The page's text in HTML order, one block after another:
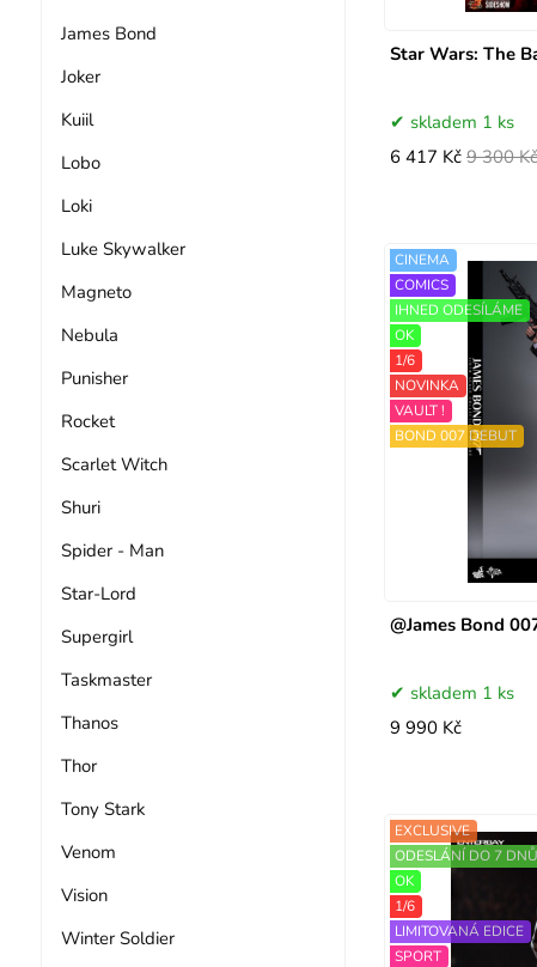
James Bond
Joker
Kuiil
Lobo
Loki
Luke Skywalker
Magneto
Nebula
Punisher
Rocket
Scarlet Witch
Shuri
Spider - Man
Star-Lord
Supergirl
Taskmaster
Thanos
Thor
Tony Stark
Venom
Vision
Winter Soldier
Star Wars: The
skladem 1 ks
6 417 Kč 9 300 Kč
@James Bond
CINEMA
COMICS
IHNED ODESÍLÁME
OK
1/6
NOVINKA
VAULT !
BOND 007 DEBUT
skladem 1 ks
9 990 Kč
EXCLUSIVE
ODESLÁNÍ DO 7 DNŮ
OK
1/6
LIMITOVANÁ EDICE
SPORT